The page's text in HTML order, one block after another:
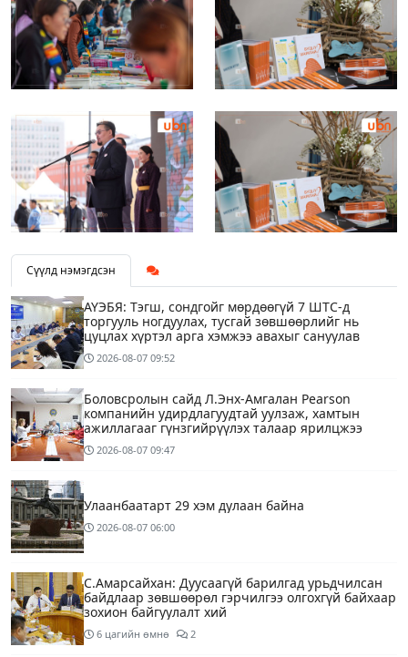
Сүүлд нэмэгдсэн
АҮЭБЯ: Тэгш, сондгойг мөрдөөгүй 7 ШТС-д
торгууль ногдуулах, тусгай зөвшөөрлийг нь
цуцлах хүртэл арга хэмжээ авахыг сануулав
2026-08-07 09:52
Боловсролын сайд Л.Энх-Амгалан Pearson
компанийн удирдлагуудтай уулзаж, хамтын
ажиллагааг гүнзгийрүүлэх талаар ярилцжээ
2026-08-07 09:47
Улаанбаатарт 29 хэм дулаан байна
2026-08-07 06:00
С.Амарсайхан: Дуусаагүй барилгад урьдчилсан
байдлаар зөвшөөрөл гэрчилгээ олгохгүй байхаар
зохион байгуулалт хий
6 цагийн өмнө 2